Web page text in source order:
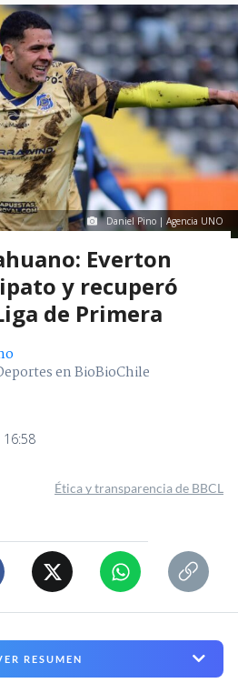
Daniel Pino | Agencia UNO
Everton
y recuperó
de Primera
en BioBioChile
Ética y transparencia de BBCL
RESUMEN